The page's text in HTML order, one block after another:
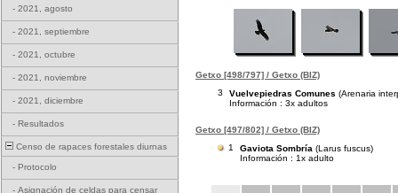
- 2021, agosto
- 2021, septiembre
- 2021, octubre
- 2021, noviembre
- 2021, diciembre
- Resultados
Censo de rapaces forestales diurnas
- Protocolo
- Asignación de celdas para censar
Getxo [498/797] / Getxo (BIZ)
3
Vuelvepiedras Comunes (Arenaria
Información : 3x adultos
Getxo [497/802] / Getxo (BIZ)
1
Gaviota Sombría (Larus fuscus)
Información : 1x adulto